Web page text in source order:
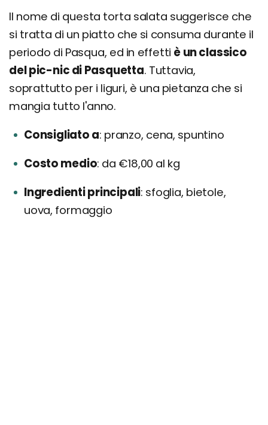
Il nome di questa torta salata suggerisce che
si tratta di un piatto che si consuma durante il
periodo di Pasqua, ed in effetti è un classico
del pic-nic di Pasquetta. Tuttavia,
soprattutto per i liguri, è una pietanza che si
mangia tutto l'anno.
Consigliato a pranzo, cena, spuntino
Costo medio da €18,00 al kg
Ingredienti principali sfoglia, bietole,
uova, formaggio